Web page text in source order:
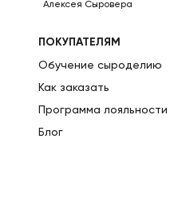
Алексея Сыровера
ПОКУПАТЕЛЯМ
Обучение сыроделию
Как заказать
Программа лояльности
Блог